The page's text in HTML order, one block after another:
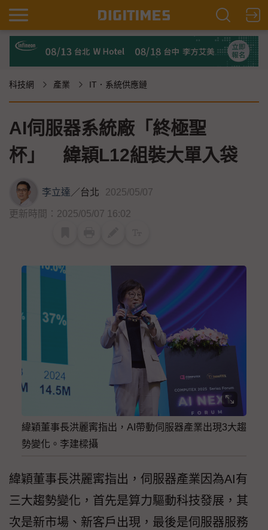
科技網 產業 IT．系統供應鏈
AI伺服器系統廠「終極聖
杯」 緯穎L12組裝大單入袋
李立達／台北 2025/05/07
更新時間：2025/05/07 16:02
緯穎董事長洪麗寗指出，AI帶動伺服器產業出現3大趨
勢變化。李建樑攝
緯穎董事長洪麗寗指出，伺服器產業因為AI有
三大趨勢變化，首先是算力驅動科技發展，其
次是新市場、新客戶出現，最後是伺服器服務